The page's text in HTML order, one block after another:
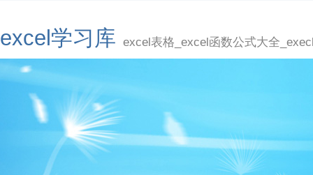
excel学习库 excel表格_excel函数公式大全